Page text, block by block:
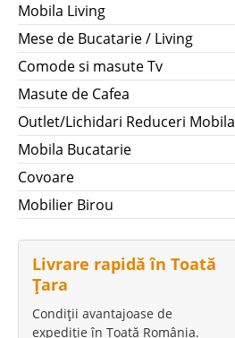
Mobila Living
Mese de Bucatarie / Living
Comode si masute Tv
Masute de Cafea
Outlet/Lichidari Reduceri Mobila
Mobila Bucatarie
Covoare
Mobilier Birou
Livrare rapidă în Toată
Țara
Condiții avantajoase de
expediție în Toată România.